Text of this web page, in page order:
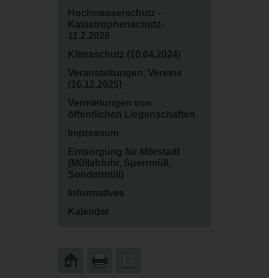
Hochwasserschutz -
Katastrophenschutz-
11.2.2026
Klimaschutz (10.04.2024)
Veranstaltungen, Vereine
(16.12.2025)
Vermietungen von
öffentlichen Liegenschaften
Impressum
Entsorgung für Mörstadt
(Müllabfuhr, Sperrmüll,
Sondermüll)
Informatives
Kalender